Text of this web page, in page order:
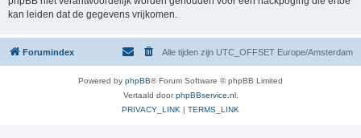
kan leiden dat de gegevens vrijkomen.
Forumindex Alle tijden zijn UTC_OFFSET Europe/Amsterdam
Powered by phpBB® Forum Software © phpBB Limited
Vertaald doorphpBBservice.nl.
PRIVACY_LINK | TERMS_LINK